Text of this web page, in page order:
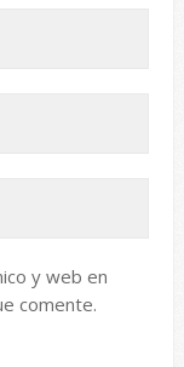
y web en
comente.